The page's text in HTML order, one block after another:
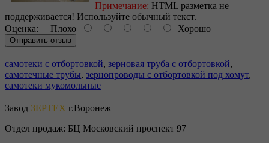
Примечание: HTML разметка не
поддерживается! Используйте обычный текст.
Оценка: Плохо Хорошо
Отправить отзыв
самотеки с отбортовкой, зерновая труба с отбортовкой,
самотечные трубы, зернопроводы с отбортовкой под хомут,
самотеки мукомольные
Завод ЗЕРТЕХ г.Воронеж
Отдел продаж: БЦ Московский проспект 97